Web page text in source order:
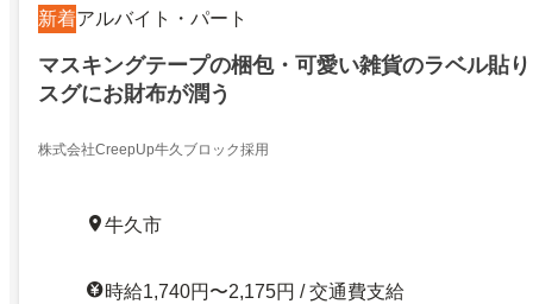
新着アルバイト・パート
マスキングテープの梱包・可愛い雑貨のラベル貼
スグにお財布が潤う
株式会社CreepUp牛久ブロック採用
牛久市
時給1,740円〜2,175円 / 交通費支給